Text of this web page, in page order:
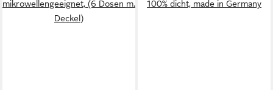
mikrowellengeeignet, (6 Dosen m.
Deckel)
100% dicht, made in Germany